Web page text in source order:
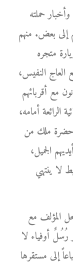
حملته
إلى بعض. منهم
متجره
العاج النفيس،
مع أقربائهم
الرائعة أمامه،
حضرة ملك من
الجميل،
لا ينتهي
المؤلف مع
أوفياء لا
إلى مستقرها